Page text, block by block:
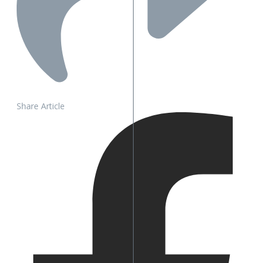
Share Article